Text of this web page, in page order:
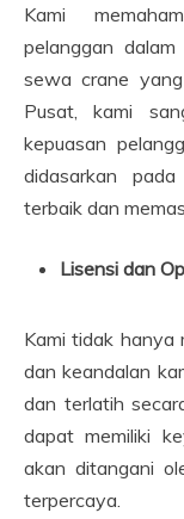
Kami
pelanggan
sewa crane
Pusat, kami
kepuasan
didasarkan
terbaik dan
Lisensi dan
Kami tidak hanya
dan keandalan
dan terlatih
dapat memiliki
akan ditangani
terpercaya.